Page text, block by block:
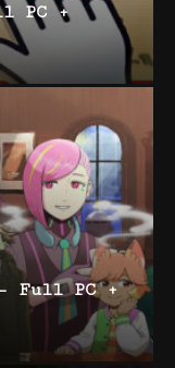
PC +
Full PC +